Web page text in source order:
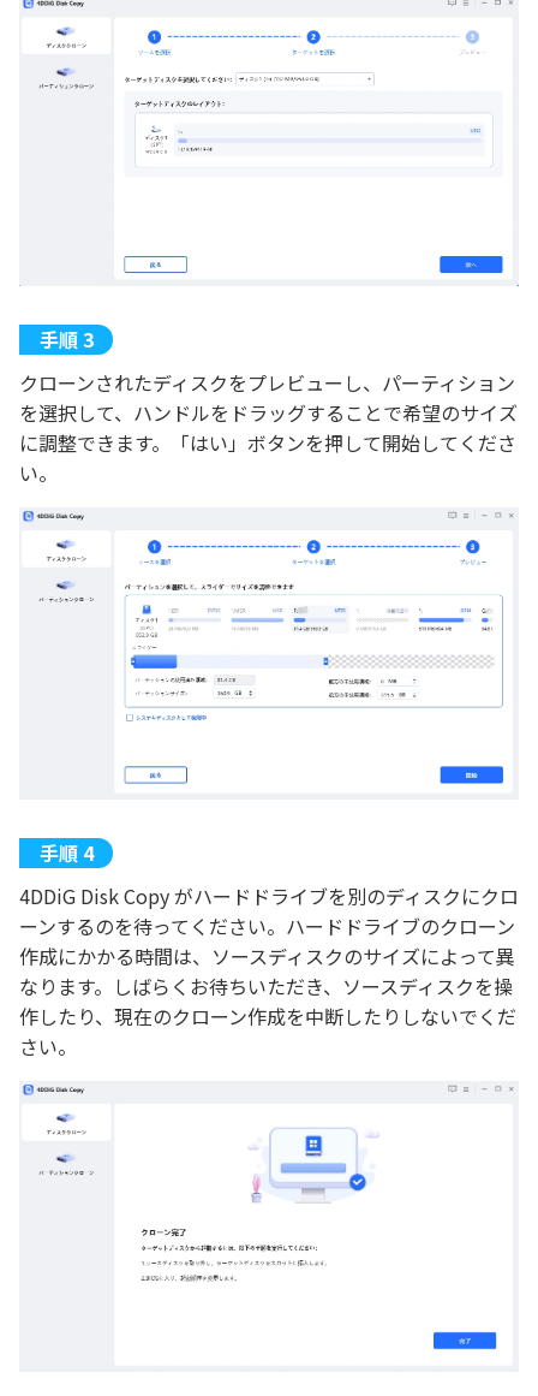
クローンされたディスクをプレビューし、パーティション
を選択して、ハンドルをドラッグすることで希望のサイズ
に調整できます。「はい」ボタンを押して開始してくださ
い。
4DDiG Disk Copy がハードドライブを別のディスクにクロ
ーンするのを待ってください。ハードドライブのクローン
作成にかかる時間は、ソースディスクのサイズによって異
なります。しばらくお待ちいただき、ソースディスクを操
作したり、現在のクローン作成を中断したりしないでくだ
さい。